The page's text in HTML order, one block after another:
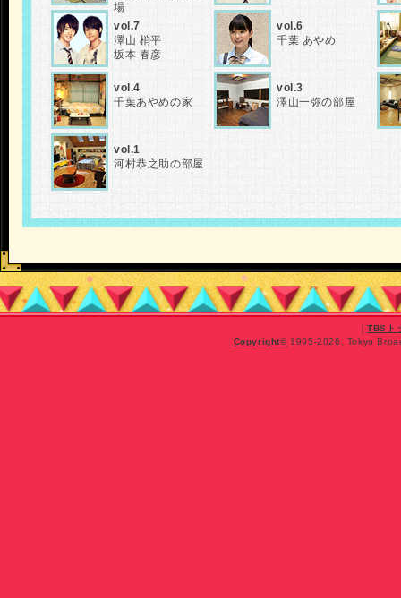
場
vol.7
澤山 梢平
坂本 春彦
vol.6
千葉 あやめ
vol.4
千葉あやめの家
vol.3
澤山一弥の部屋
vol.1
河村恭之助の部屋
｜TBSト
Copyright© 1995-2026, Tokyo